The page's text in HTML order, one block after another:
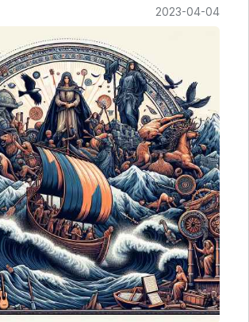
2023-04-04